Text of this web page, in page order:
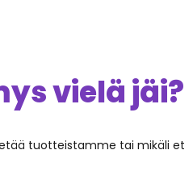
vielä jäi?
tuotteistamme tai mikäli et